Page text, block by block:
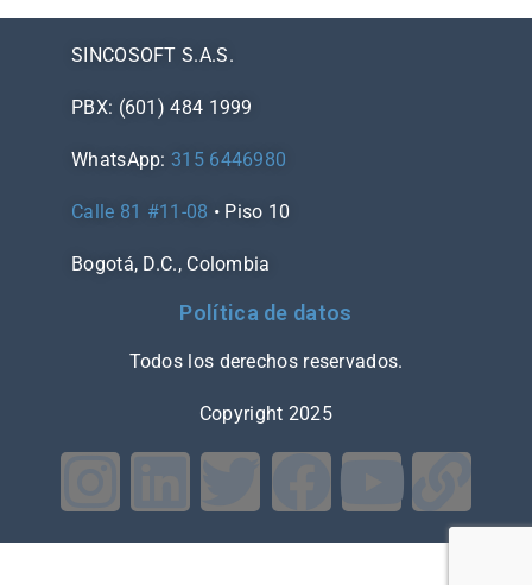
SINCOSOFT S.A.S.
PBX: (601) 484 1999
WhatsApp: 315 6446980
Calle 81 #11-08 • Piso 10
Bogotá, D.C., Colombia
Política de datos
Todos los derechos reservados.
Copyright 2025